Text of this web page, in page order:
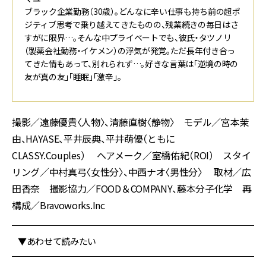
ブラック企業勤務（30歳）。どんなに辛い仕事も持ち前の超ポ
ジティブ思考で乗り越えてきたものの、残業続きの毎日はさ
すがに限界…。そんな中プライベートでも、彼氏・タツノリ
（製薬会社勤務・イケメン）の浮気が発覚。ただ長年付き合っ
てきた情もあって、別れられず…。好きな言葉は「逆境の時の
友が真の友」「睡眠」「激辛」。
撮影／遠藤優貴〈人物〉、清藤直樹〈静物〉 モデル／宮本茉
由、HAYASE、平井辰典、平井萌優（ともに
CLASSY.Couples） ヘアメーク／室橋佑紀（ROI） スタイ
リング／中村真弓〈女性分〉、中西ナオ〈男性分〉 取材／広
田香奈 撮影協力／FOOD＆COMPANY、藤本分子化学 再
構成／Bravoworks.Inc
▼あわせて読みたい